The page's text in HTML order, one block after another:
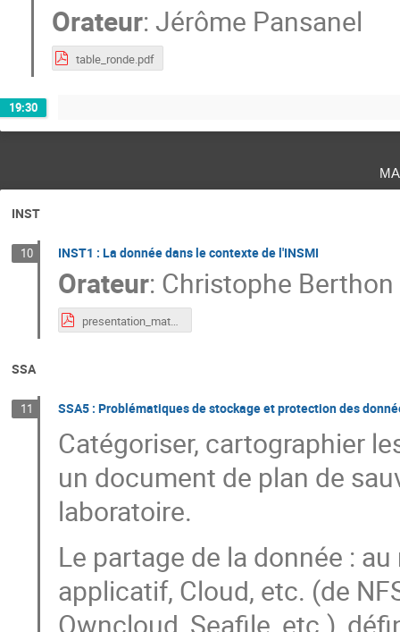
Orateur:Jérôme Pansanel
table_ronde.pdf
19:30
INST
10 INST1 : La donnée dans le contexte de l'INSMI
Orateur: Christophe Berthon
presentation_mathrice_marseille.pdf
SSA
11 SSA5 : Problématiques de stockage et protection des
Catégoriser, cartographier
un document de plan de
laboratoire.
Le partage de la donnée :
applicatif, Cloud, etc. (de
Owncloud, Seafile, etc.),